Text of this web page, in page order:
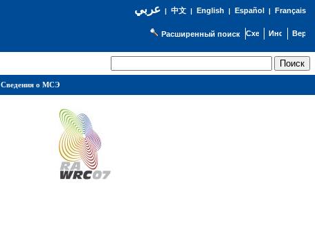
عربي| 中文| English | Español | Français
Расширенный поиск
Сведения о МСЭ